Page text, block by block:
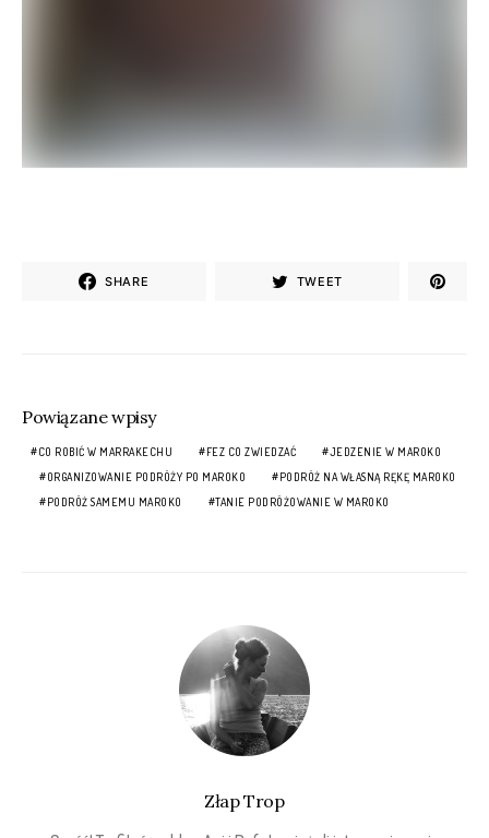
SHARE TWEET
Powiązane wpisy
CO ROBIĆ W MARRAKECHU FEZ CO ZWIEDZAĆ
JEDZENIE W MAROKO
ORGANIZOWANIE PODRÓŻY PO MAROKO
PODRÓŻ NA WŁASNĄ RĘKĘ MAROKO
PODRÓŻ SAMEMU MAROKO
TANIE PODRÓŻOWANIE W MAROKO
Złap Trop